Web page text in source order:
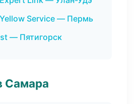
Service — Пермь
— Пятигорск
Самара